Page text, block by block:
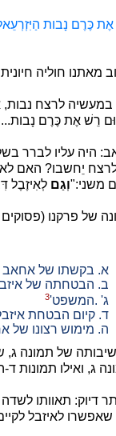
כֶּרֶם נָבות
מאתנו חוליה
לרצח נבות,
רֵשׁ אֶת כֶּרֶם נָבות...
היה עליו לברר
לרצח יֵחשבו?
משני:"וְגַם לְאִיזֶבֶל
של פרקנו
א. בקשתו של אחאב
ב. הבטחתה של
ג. 'המשפט'
3
ד. קיום הבטחת
ה. מימוש רצונו של
של תמונה ג,
ג, ואילו תמונות ד-
דיוק: תאוותו
לאיזבל